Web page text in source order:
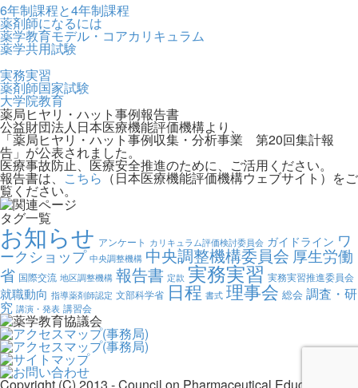
6年制課程と4年制課程
薬剤師になるには
薬学教育モデル・コアカリキュラム
薬学共用試験
実務実習
薬剤師国家試験
大学院教育
薬局ヒヤリ・ハット事例報告書
公益財団法人日本医療機能評価機構より、
「薬局ヒヤリ・ハット事例収集・分析事業 第20回集計報
告」が公表されました。
医療事故防止、医療安全推進のために、ご活用ください。
報告書は、 こちら（日本医療機能評価機構ウェブサイト）をご
覧ください。
タグ一覧
お知らせ アンケート カリキュラム評価検討委員会 ガイドライン ワ
ークショップ 中央調整機構 中央調整機構委員会 厚生労働
省 国際交流 地区調整機構 報告書 定款 実務実習 実務実習推進委員会
就職動向 指導薬剤師認定 文部科学省 日程 書式 理事会 総会 調査・研
究 講演・発表 講習会